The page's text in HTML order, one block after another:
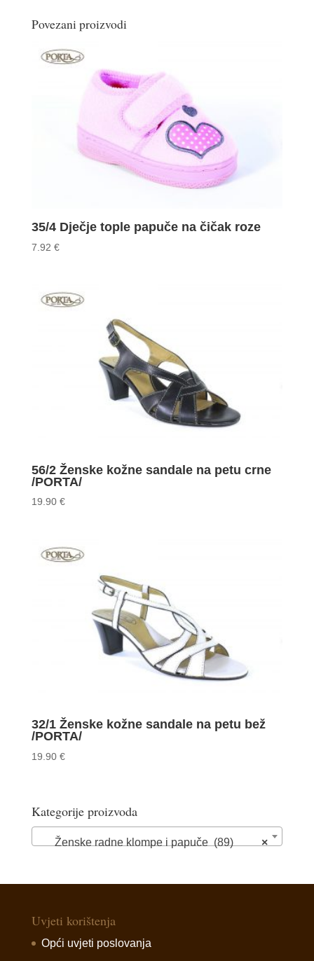
Povezani proizvodi
35/4 Dječje tople papuče na čičak roze
7.92 €
56/2 Ženske kožne sandale na petu crne
/PORTA/
19.90 €
32/1 Ženske kožne sandale na petu bež
/PORTA/
19.90 €
Kategorije proizvoda
×
Ženske radne klompe i papuče (89)
Uvjeti korištenja
Opći uvjeti poslovanja